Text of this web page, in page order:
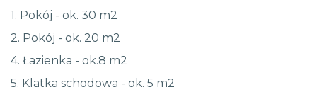
1. Pokój - ok. 30 m2
2. Pokój - ok. 20 m2
4. Łazienka - ok.8 m2
5. Klatka schodowa - ok. 5 m2